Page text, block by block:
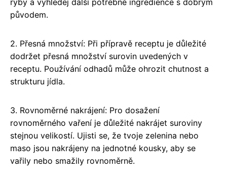
ryby a vyhledej další potřebné ingredience s dobrým
původem.
2. Přesná množství: Při přípravě receptu je důležité
dodržet přesná množství surovin uvedených v
receptu. Používání odhadů může ohrozit chutnost a
strukturu jídla.
3. Rovnoměrné nakrájení: Pro dosažení
rovnoměrného vaření je důležité nakrájet suroviny
stejnou velikostí. Ujisti se, že tvoje zelenina nebo
maso jsou nakrájeny na jednotné kousky, aby se
vařily nebo smažily rovnoměrně.